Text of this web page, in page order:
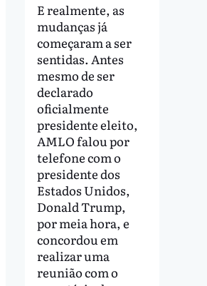
E realmente, as
mudanças já
começaram a ser
sentidas. Antes
mesmo de ser
declarado
oficialmente
presidente eleito,
AMLO falou por
telefone com o
presidente dos
Estados Unidos,
Donald Trump,
por meia hora, e
concordou em
realizar uma
reunião com o